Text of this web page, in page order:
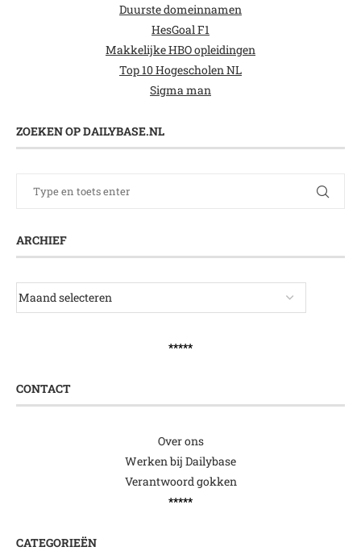
Duurste domeinnamen
HesGoal F1
Makkelijke HBO opleidingen
Top 10 Hogescholen NL
Sigma man
ZOEKEN OP DAILYBASE.NL
ARCHIEF
*****
CONTACT
Over ons
Werken bij Dailybase
Verantwoord gokken
*****
CATEGORIEËN